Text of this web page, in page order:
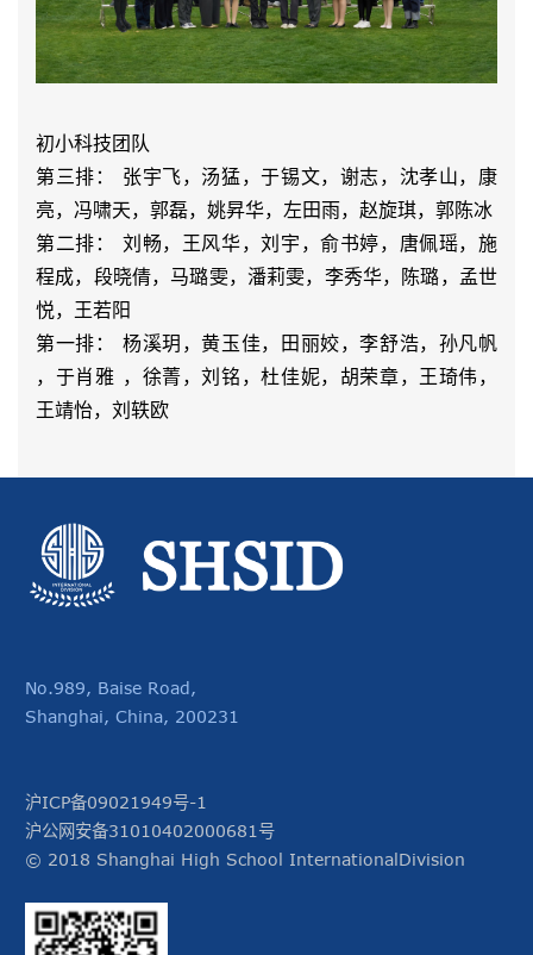
初小科技团队
第三排： 张宇飞，汤猛，于锡文，谢志，沈孝山，康
亮，冯啸天，郭磊，姚昇华，左田雨，赵旋琪，郭陈冰
第二排： 刘畅，王风华，刘宇，俞书婷，唐佩瑶，施
程成，段晓倩，马璐雯，潘莉雯，李秀华，陈璐，孟世
悦，王若阳
第一排： 杨溪玥，黄玉佳，田丽姣，李舒浩，孙凡帆
，于肖雅 ，徐菁，刘铭，杜佳妮，胡荣章，王琦伟，
王靖怡，刘轶欧
No.989, Baise Road,
Shanghai, China, 200231
沪ICP备09021949号-1
沪公网安备31010402000681号
© 2018 Shanghai High School InternationalDivision